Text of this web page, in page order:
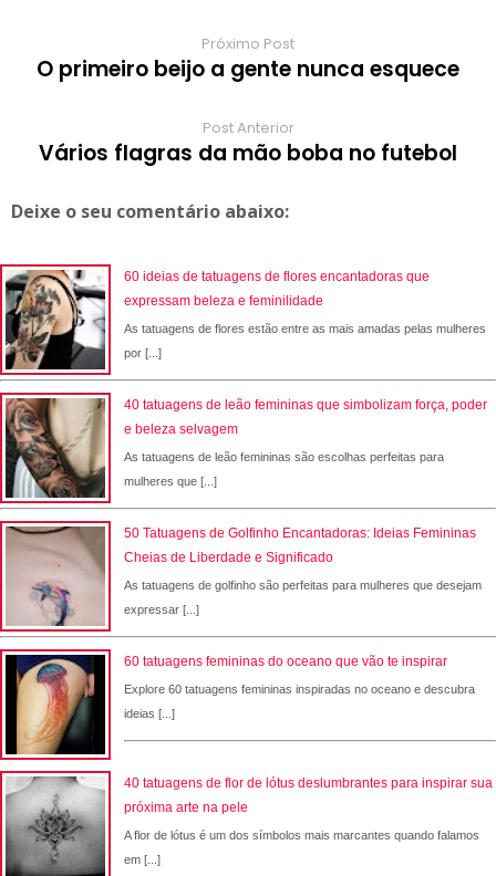
Próximo Post
O primeiro beijo a gente nunca esquece
Post Anterior
Vários flagras da mão boba no futebol
Deixe o seu comentário abaixo:
60 ideias de tatuagens de flores encantadoras que
expressam beleza e feminilidade
As tatuagens de flores estão entre as mais amadas pelas mulheres
por [...]
40 tatuagens de leão femininas que simbolizam força, poder
e beleza selvagem
As tatuagens de leão femininas são escolhas perfeitas para
mulheres que [...]
50 Tatuagens de Golfinho Encantadoras: Ideias Femininas
Cheias de Liberdade e Significado
As tatuagens de golfinho são perfeitas para mulheres que desejam
expressar [...]
60 tatuagens femininas do oceano que vão te inspirar
Explore 60 tatuagens femininas inspiradas no oceano e descubra
ideias [...]
40 tatuagens de flor de lótus deslumbrantes para inspirar sua
próxima arte na pele
A flor de lótus é um dos símbolos mais marcantes quando falamos
em [...]